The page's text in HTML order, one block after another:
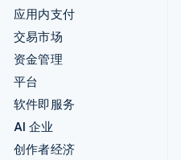
应用内支付
交易市场
资金管理
平台
软件即服务
AI 企业
创作者经济